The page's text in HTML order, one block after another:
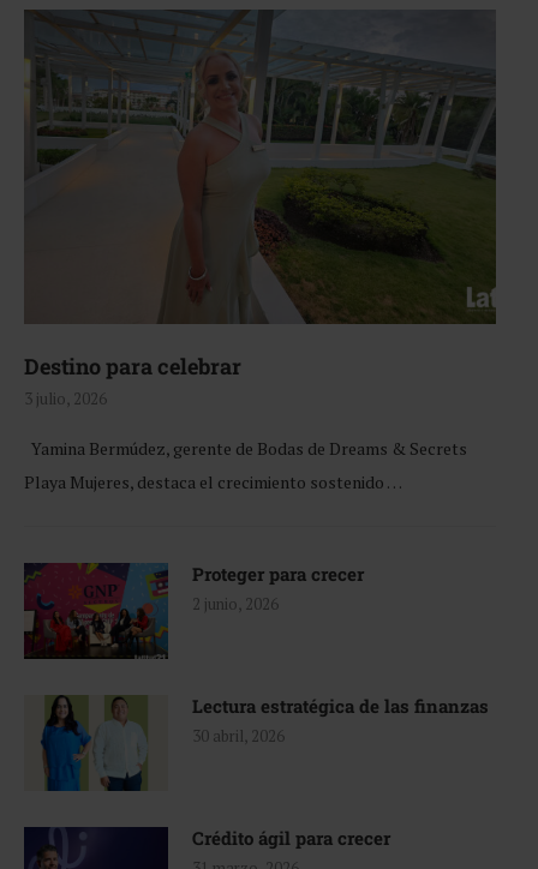
Destino para celebrar
3 julio, 2026
Yamina Bermúdez, gerente de Bodas de Dreams & Secrets
Playa Mujeres, destaca el crecimiento sostenido …
Proteger para crecer
2 junio, 2026
Lectura estratégica de las finanzas
30 abril, 2026
Crédito ágil para crecer